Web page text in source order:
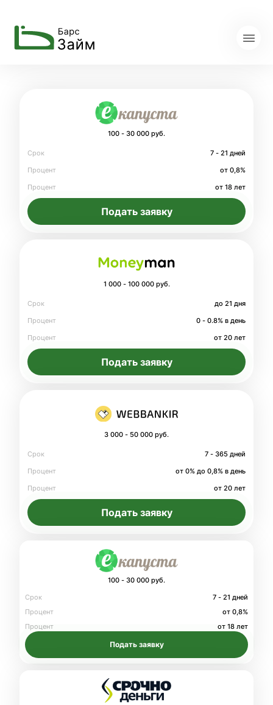
100 - 30 000 руб.
Срок
7 - 21 дней
Процент
от 0,8%
Процент
от 18 лет
Подать заявку
1 000 - 100 000 руб.
Срок
до 21 дня
Процент
0 - 0.8% в день
Процент
от 20 лет
Подать заявку
3 000 - 50 000 руб.
Срок
7 - 365 дней
Процент
от 0% до 0,8% в день
Процент
от 20 лет
Подать заявку
100 - 30 000 руб.
Срок
7 - 21 дней
Процент
от 0,8%
Процент
от 18 лет
Подать заявку